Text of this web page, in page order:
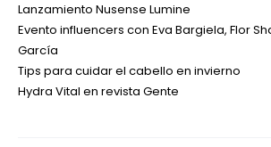
Lanzamiento Nusense Lumine
Evento influencers con Eva Bargiela, Flor
García
Tips para cuidar el cabello en invierno
Hydra Vital en revista Gente